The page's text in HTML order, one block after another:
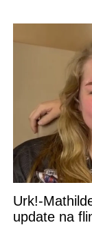
Urk!-
update na